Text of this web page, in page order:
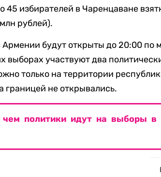
45 избирателей в Чаренцаване
рублей).
Армении будут открыты до 20:00 по
выборах участвуют два
только на территории
границей не открывались.
политики идут на выборы в